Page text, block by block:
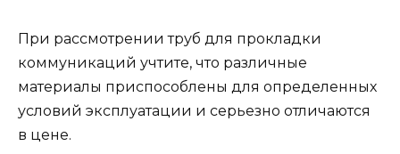
При рассмотрении труб для прокладки
коммуникаций учтите, что различные
материалы приспособлены для определенных
условий эксплуатации и серьезно отличаются
в цене.